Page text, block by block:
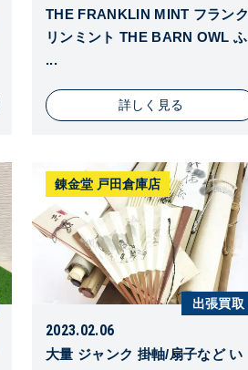
THE FRANKLIN MINT フランク
リンミント THE BARN OWL ふ
...
詳しく見る
錬金堂 戸田倉庫店
出張買取
2023.02.06
大量 ジャンク 掛軸/扇子など い